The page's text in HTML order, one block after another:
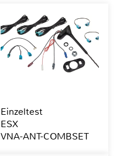
Einzeltest
ESX
VNA-ANT-COMBSET